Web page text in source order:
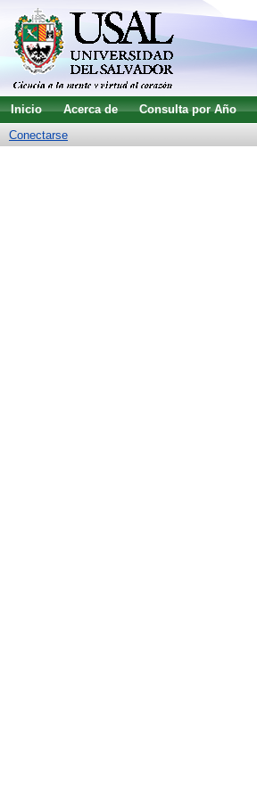
Inicio Acerca de Consulta por Año
Conectarse